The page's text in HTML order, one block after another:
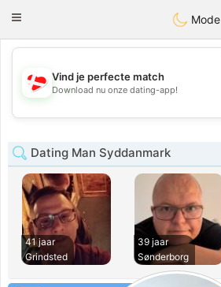
SmukDansk
Toggle
Mode
💖
💕
Vind je perfecte match
Download nu onze dating-app!
Dating Man Syddanmark
41 jaar
Grindsted
39 jaar
Sønderborg